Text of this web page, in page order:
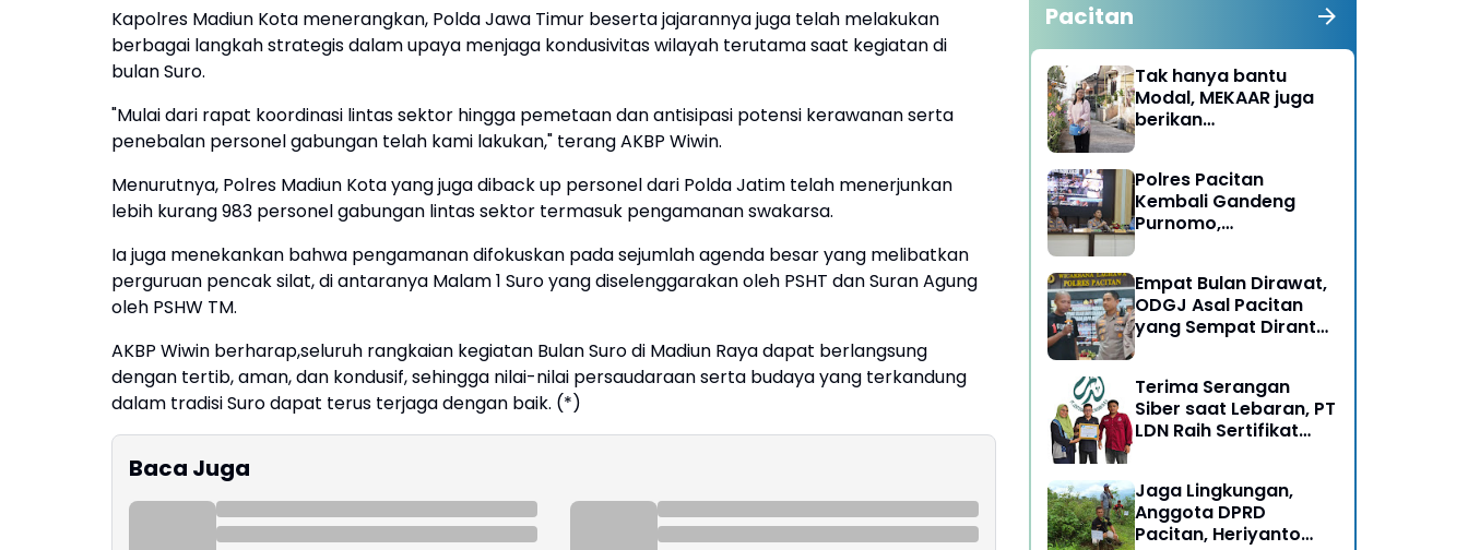
Kapolres Madiun Kota menerangkan, Polda Jawa Timur beserta jajarannya juga telah melakukan
berbagai langkah strategis dalam upaya menjaga kondusivitas wilayah terutama saat kegiatan di
bulan Suro.
"Mulai dari rapat koordinasi lintas sektor hingga pemetaan dan antisipasi potensi kerawanan serta
penebalan personel gabungan telah kami lakukan," terang AKBP Wiwin.
Menurutnya, Polres Madiun Kota yang juga diback up personel dari Polda Jatim telah menerjunkan
lebih kurang 983 personel gabungan lintas sektor termasuk pengamanan swakarsa.
Ia juga menekankan bahwa pengamanan difokuskan pada sejumlah agenda besar yang melibatkan
perguruan pencak silat, di antaranya Malam 1 Suro yang diselenggarakan oleh PSHT dan Suran Agung
oleh PSHW TM.
AKBP Wiwin berharap,seluruh rangkaian kegiatan Bulan Suro di Madiun Raya dapat berlangsung
dengan tertib, aman, dan kondusif, sehingga nilai-nilai persaudaraan serta budaya yang terkandung
dalam tradisi Suro dapat terus terjaga dengan baik. (*)
Baca Juga
Pacitan
Tak hanya bantu
Modal, MEKAAR juga
berikan
Dapur Tetap Ngebul
Polres Pacitan
Kembali Gandeng
Purnomo,
Rehabilitasi
Empat Bulan Dirawat,
ODGJ Asal Pacitan
yang Sempat Dirantai
Terima Serangan
Siber saat Lebaran, PT
LDN Raih Sertifikat
Karesidenan Madiun
Raya
Jaga Lingkungan,
Anggota DPRD
Pacitan, Heriyanto